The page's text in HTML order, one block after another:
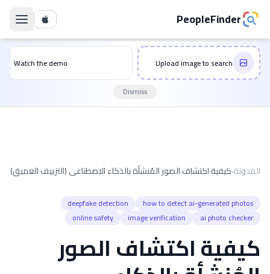
PeopleFinder
Upload image to search
Watch the demo
Dismiss
المدونة›كيفية اكتشاف الصور المُنشأة بالذكاء الاصطناعي (التزييف العميق)
how to detect ai-generated photos
deepfake detection
ai photo checker
image verification
online safety
كيفية اكتشاف الصور